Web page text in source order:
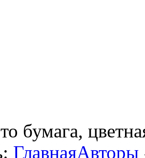
бумага,
ГлавнаяАвторы